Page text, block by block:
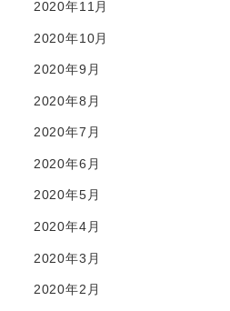
2020年11月
2020年10月
2020年9月
2020年8月
2020年7月
2020年6月
2020年5月
2020年4月
2020年3月
2020年2月